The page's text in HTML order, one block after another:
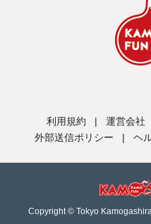
利用規約 | 運営会社
外部送信ポリシー
| ヘ
Copyright © Tokyo